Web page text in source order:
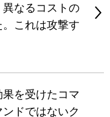
なるコストの
これは攻撃す
果を受けたコマ
ドではないク